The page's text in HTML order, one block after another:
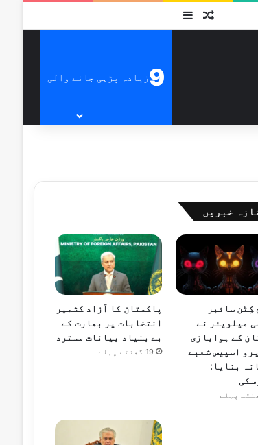
متفرق
9زیادہ پڑہی جانے والی
خبریں
کِٹن سائبر
میلویئر نے
کے ہوابازی
اسپیس شعبے
بنایا:
پاکستان کا آزاد کشمیر
انتخابات پر بھارت کے
بے بنیاد بیانات مسترد
19 گھنٹے پہلے